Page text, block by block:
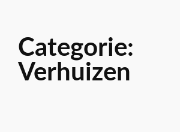
Categorie:
Verhuizen